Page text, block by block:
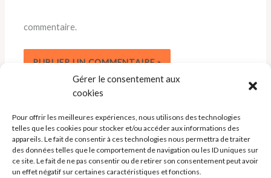
Gérer le consentement aux
cookies
Pour offrir les meilleures expériences, nous utilisons des technologies
telles que les cookies pour stocker et/ou accéder aux informations des
appareils. Le fait de consentir à ces technologies nous permettra de traiter
des données telles que le comportement de navigation ou les ID uniques sur
ce site. Le fait de ne pas consentir ou de retirer son consentement peut avoir
un effet négatif sur certaines caractéristiques et fonctions.
commentaire.